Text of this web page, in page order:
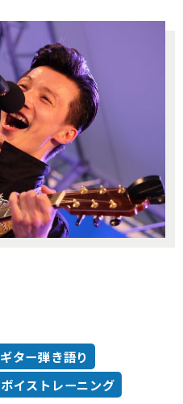
ギター弾き語り
ボイストレーニング